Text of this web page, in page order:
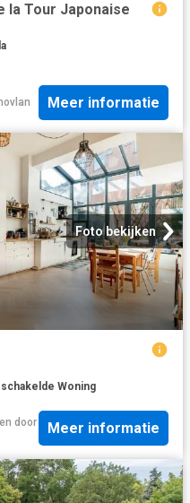
la Tour Japonaise
Meer informatie
Foto bekijken
Woning
door
Meer informatie